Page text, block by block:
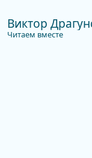
Виктор
Читаем вместе